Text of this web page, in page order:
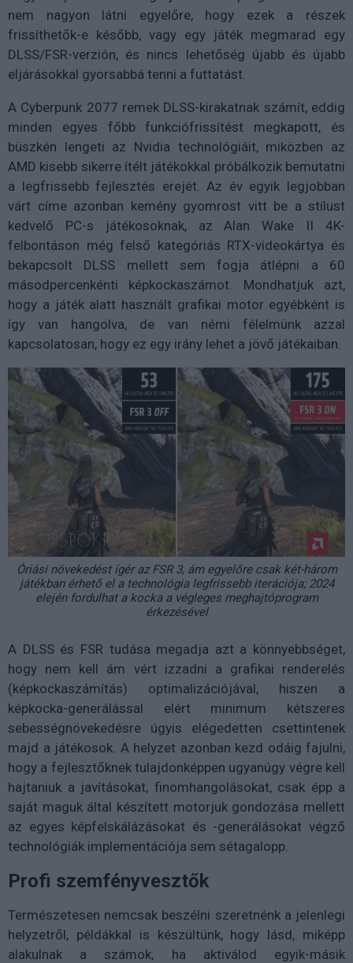
nem nagyon látni egyelőre, hogy ezek a részek
frissíthetők-e később, vagy egy játék megmarad egy
DLSS/FSR-verzión, és nincs lehetőség újabb és újabb
eljárásokkal gyorsabbá tenni a futtatást.
A Cyberpunk 2077 remek DLSS-kirakatnak számít, eddig
minden egyes főbb funkciófrissítést megkapott, és
büszkén lengeti az Nvidia technológiáit, miközben az
AMD kisebb sikerre ítélt játékokkal próbálkozik bemutatni
a legfrissebb fejlesztés erejét. Az év egyik legjobban
várt címe azonban kemény gyomrost vitt be a stílust
kedvelő PC-s játékosoknak, az Alan Wake II 4K-
felbontáson még felső kategóriás RTX-videokártya és
bekapcsolt DLSS mellett sem fogja átlépni a 60
másodpercenkénti képkockaszámot. Mondhatjuk azt,
hogy a játék alatt használt grafikai motor egyébként is
így van hangolva, de van némi félelmünk azzal
kapcsolatosan, hogy ez egy irány lehet a jövő játékaiban.
Óriási növekedést ígér az FSR 3, ám egyelőre csak két-három
játékban érhető el a technológia legfrissebb iterációja; 2024
elején fordulhat a kocka a végleges meghajtóprogram
érkezésével
A DLSS és FSR tudása megadja azt a könnyebbséget,
hogy nem kell ám vért izzadni a grafikai renderelés
(képkockaszámítás) optimalizációjával, hiszen a
képkocka-generálással elért minimum kétszeres
sebességnövekedésre úgyis elégedetten csettintenek
majd a játékosok. A helyzet azonban kezd odáig fajulni,
hogy a fejlesztőknek tulajdonképpen ugyanúgy végre kell
hajtaniuk a javításokat, finomhangolásokat, csak épp a
saját maguk által készített motorjuk gondozása mellett
az egyes képfelskálázásokat és -generálásokat végző
technológiák implementációja sem sétagalopp.
Profi szemfényvesztők
Természetesen nemcsak beszélni szeretnénk a jelenlegi
helyzetről, példákkal is készültünk, hogy lásd, miképp
alakulnak a számok, ha aktiválod egyik-másik